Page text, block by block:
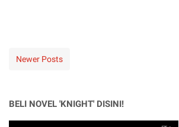
Newer Posts
BELI NOVEL 'KNIGHT' DISINI!